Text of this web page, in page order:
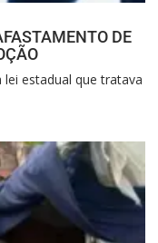
DE
lei estadual que tratava